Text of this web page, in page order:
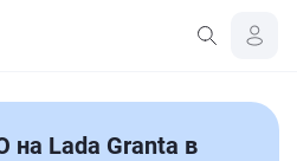
Lada Granta в